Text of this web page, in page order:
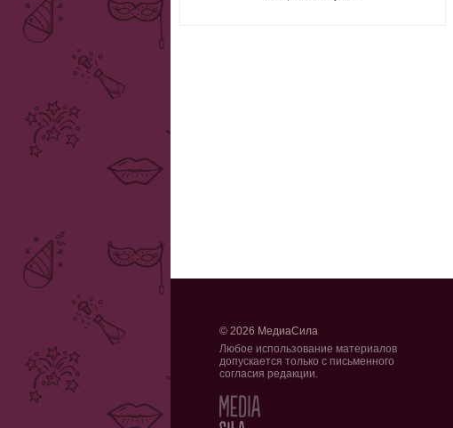
© 2026 МедиаСила
Любое использование материалов
допускается только с письменного
согласия редакции.